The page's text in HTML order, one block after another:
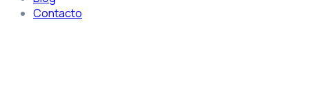
Contacto